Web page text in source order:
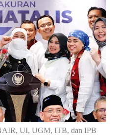
UI, UGM, ITB, dan IPB